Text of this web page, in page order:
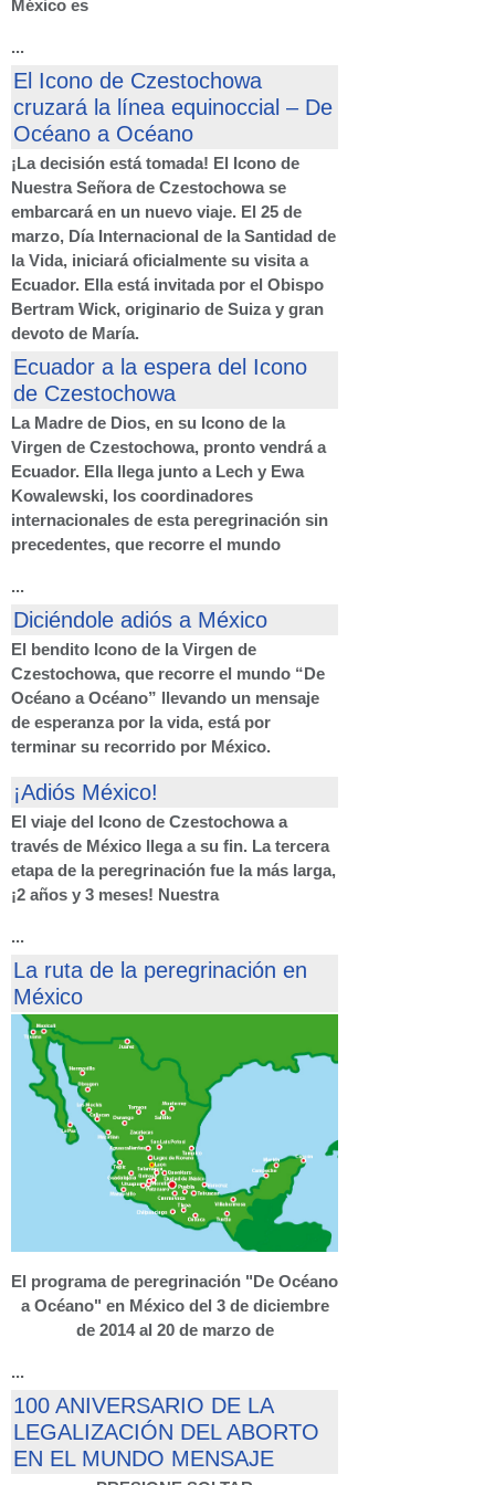
México es
...
El Icono de Czestochowa
cruzará la línea equinoccial – De
Océano a Océano
¡La decisión está tomada! El Icono de
Nuestra Señora de Czestochowa se
embarcará en un nuevo viaje. El 25 de
marzo, Día Internacional de la Santidad de
la Vida, iniciará oficialmente su visita a
Ecuador. Ella está invitada por el Obispo
Bertram Wick, originario de Suiza y gran
devoto de María.
Ecuador a la espera del Icono
de Czestochowa
La Madre de Dios, en su Icono de la
Virgen de Czestochowa, pronto vendrá a
Ecuador. Ella llega junto a Lech y Ewa
Kowalewski, los coordinadores
internacionales de esta peregrinación sin
precedentes, que recorre el mundo
...
Diciéndole adiós a México
El bendito Icono de la Virgen de
Czestochowa, que recorre el mundo “De
Océano a Océano” llevando un mensaje
de esperanza por la vida, está por
terminar su recorrido por México.
¡Adiós México!
El viaje del Icono de Czestochowa a
través de México llega a su fin. La tercera
etapa de la peregrinación fue la más larga,
¡2 años y 3 meses! Nuestra
...
La ruta de la peregrinación en
México
El programa de peregrinación "De Océano
a Océano" en México del 3 de diciembre
de 2014 al 20 de marzo de
...
100 ANIVERSARIO DE LA
LEGALIZACIÓN DEL ABORTO
EN EL MUNDO MENSAJE